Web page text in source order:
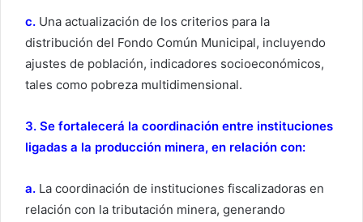
c. Una actualización de los criterios para la
distribución del Fondo Común Municipal, incluyendo
ajustes de población, indicadores socioeconómicos,
tales como pobreza multidimensional.
3. Se fortalecerá la coordinación entre instituciones
ligadas a la producción minera, en relación con:
a. La coordinación de instituciones fiscalizadoras en
relación con la tributación minera, generando